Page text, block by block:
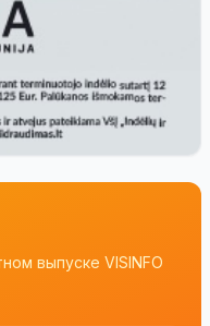
выпуске VISINFO